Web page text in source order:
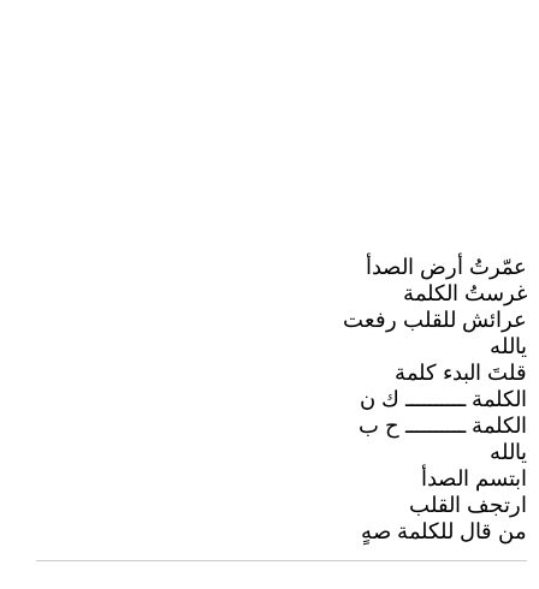
عمّرتُ أرض الصدأ
غرستُ الكلمة
عرائش للقلب رفعت
يالله
قلتَ البدء كلمة
الكلمة ــــــــــ ك ن
الكلمة ــــــــــ ح ب
يالله
ابتسم الصدأ
ارتجف القلب
من قال للكلمة صهٍ